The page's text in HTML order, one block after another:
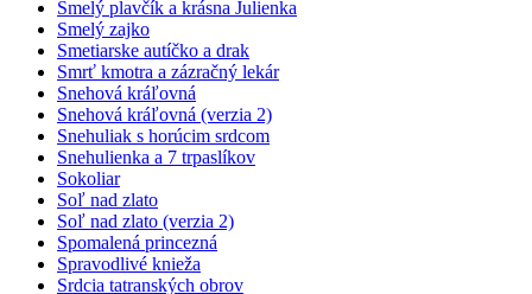
Smelý plavčík a krásna Julienka
Smelý zajko
Smetiarske autíčko a drak
Smrť kmotra a zázračný lekár
Snehová kráľovná
Snehová kráľovná (verzia 2)
Snehuliak s horúcim srdcom
Snehulienka a 7 trpaslíkov
Sokoliar
Soľ nad zlato
Soľ nad zlato (verzia 2)
Spomalená princezná
Spravodlivé knieža
Srdcia tatranských obrov